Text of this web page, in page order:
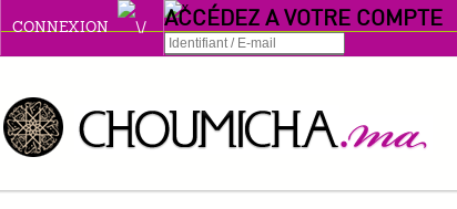
CONNEXION ACCÉDEZ A VOTRE COMPTE
Se souvenir de moi